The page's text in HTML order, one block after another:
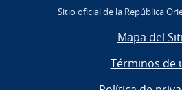
Sitio oficial de la República
Mapa del
Términos de